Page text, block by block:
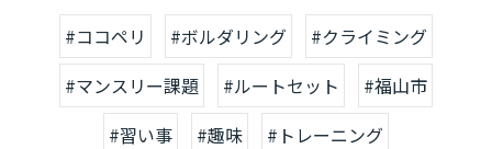
#ココペリ #ボルダリング
#クライミング
#マンスリー課題
#ルートセット
#福山市
#習い事
#趣味 #トレーニング